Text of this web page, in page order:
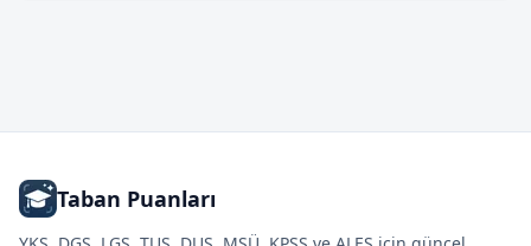
Taban Puanları